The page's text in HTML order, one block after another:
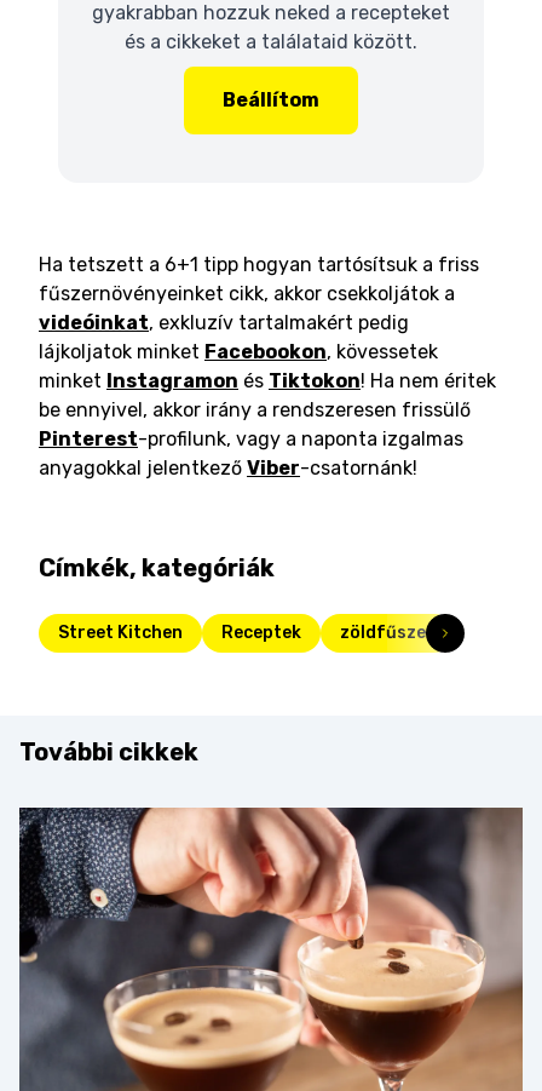
gyakrabban hozzuk neked a recepteket
és a cikkeket a találataid között.
Beállítom
Ha tetszett a 6+1 tipp hogyan tartósítsuk a friss
fűszernövényeinket cikk, akkor csekkoljátok a
videóinkat, exkluzív tartalmakért pedig
lájkoljatok minket Facebookon, kövessetek
minket Instagramon és Tiktokon! Ha nem éritek
be ennyivel, akkor irány a rendszeresen frissülő
Pinterest-profilunk, vagy a naponta izgalmas
anyagokkal jelentkező Viber-csatornánk!
Címkék, kategóriák
Street Kitchen Receptek zöldfűszer
További cikkek